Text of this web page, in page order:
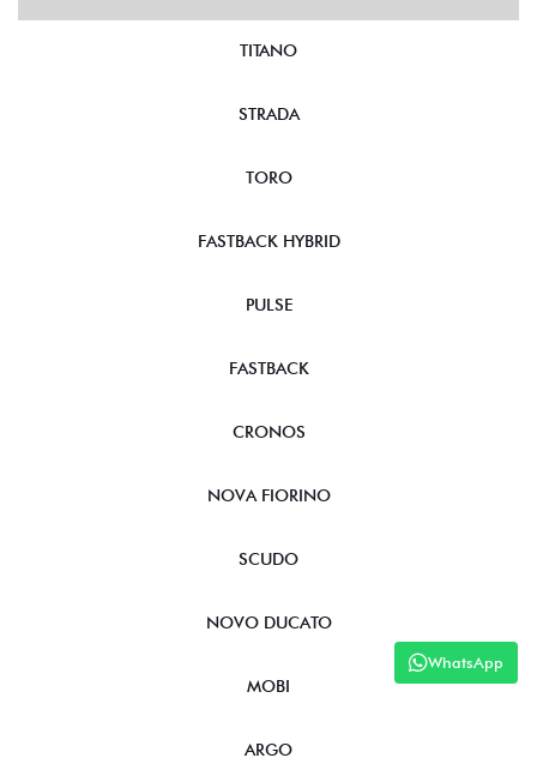
WhatsApp
TITANO
STRADA
TORO
FASTBACK HYBRID
PULSE
FASTBACK
CRONOS
NOVA FIORINO
SCUDO
NOVO DUCATO
MOBI
ARGO